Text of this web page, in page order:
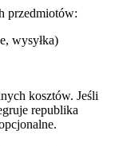
przedmiotów:
wysyłka)
kosztów. Jeśli
republika